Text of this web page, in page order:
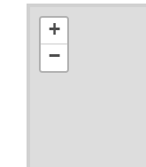
+
−